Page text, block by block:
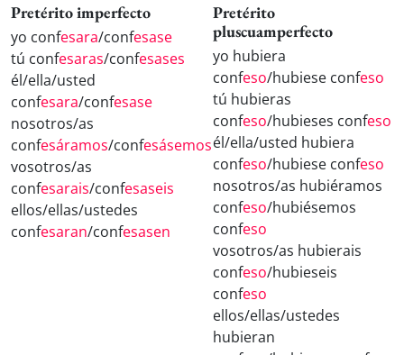
Pretérito imperfecto
yo confesara/confesase
tú confesaras/confesases
él/ella/usted
confesara/confesase
nosotros/as
confesáramos/confesásemos
vosotros/as
confesarais/confesaseis
ellos/ellas/ustedes
confesaran/confesasen
Pretérito
pluscuamperfecto
yo hubiera
confeso/hubiese confeso
tú hubieras
confeso/hubieses confeso
él/ella/usted hubiera
confeso/hubiese confeso
nosotros/as hubiéramos
confeso/hubiésemos
confeso
vosotros/as hubierais
confeso/hubieseis
confeso
ellos/ellas/ustedes
hubieran